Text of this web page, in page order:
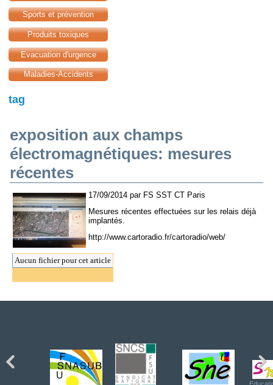
Sports et prévention
Produits toxiques
Evacuation d'urgence
Maladies-Accidents
tag
exposition aux champs
électromagnétiques: mesures
récentes
17/09/2014 par FS SST CT Paris
Mesures récentes effectuées sur les relais déjà
implantés.
http://www.cartoradio.fr/cartoradio/web/
Aucun fichier pour cet article